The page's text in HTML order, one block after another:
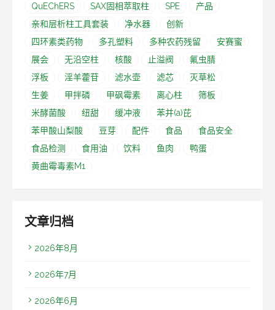
QuEChERS
SAX固相萃取柱 SPE
产品
亲和层析柱工具套装
净水器
创新
四环素类药物
多孔塑料 多种农药残留
安赛蜜
展会
无沿空柱 核酸 止溢阀
氟虫腈
浮板
淫羊藿苷 滤水壶 滤芯
灭草松
生姜
甲拌磷 甲砜霉素 离心柱
筛板
米酵菌酸
纽甜 缓冲液
苯并(a)芘
苯甲酸山梨酸
豆芽 配件 食品
食品安全
食品检测
食用油 饮料 鱼肉
鸭蛋
黄曲霉毒素M1
文章归档
2026年8月
2026年7月
2026年6月